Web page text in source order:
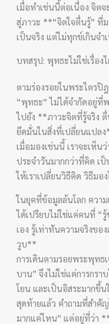
เมื่อทำเช่นนี้ต่อเนื่อง จิต
สู่ภาวะ **“จิตใจตื่นรู้” ที่
เป็นจริง แต่ไม่ทุกข์เกินจ
บทสรุป: พุทธะไม่ใช่เรื่อง
ตามร่องรอยในพระไตรปิ
“พุทธะ” ไม่ได้จำกัดอยู่ที่
ไปยัง **ภาวะจิตที่รู้จริง
ยึดมั่นในสิ่งที่เปลี่ยนแปล
เมื่อมองเช่นนี้ เราจะเห็น
ประจำวันมากกว่าที่คิด เ
ให้เราเปลี่ยนวิธีคิด วิธีมอ
ในยุคที่ข้อมูลล้นโลก ควา
ได้เปรียบไม่ใช่แค่คนที่ “
เอง รู้เท่าทันความจริงข
วูบ**
การเดินตามรอยพระพุทธ
บาน” จึงไม่ใช่แค่การกร
โยน และเป็นอิสระมากขึ้
สุดท้ายแล้ว คำถามที่สำคั
มากแค่ไหน” แต่อยู่ที่ว่า